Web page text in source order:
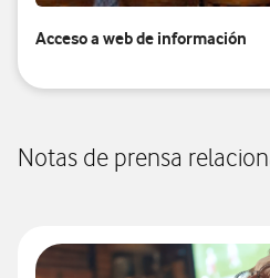
Acceso a web de información
Notas de prensa